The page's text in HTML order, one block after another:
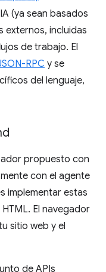
(ya sean basados
externos, incluidas
de trabajo. El
RPC y se
del lenguaje,
propuesto con
con el agente
implementar estas
El navegador
sitio web y el
de APIs